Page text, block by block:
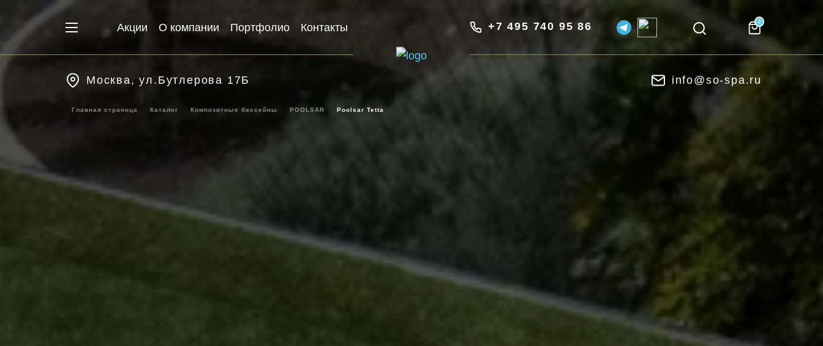
Акции О компании Портфолио Контакты +7 495 740 95 86 0
Москва, ул.Бутлерова 17Б info@so-spa.ru
Главная страница Каталог Композитные бассейны POOLSAR Poolsar Tetta